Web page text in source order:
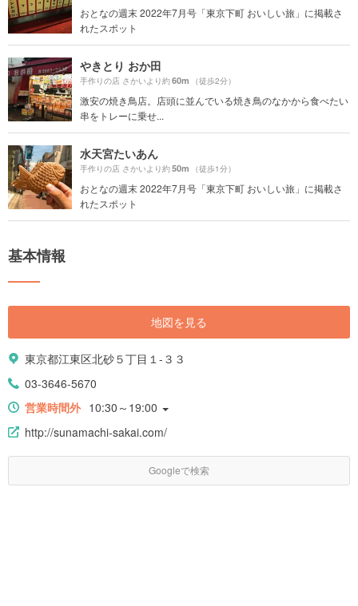
おとなの週末 2022年7月号「東京下町 おいしい旅」に掲載さ
れたスポット
やきとり おか田
手作りの店 さかいより約60m （徒歩2分）
激安の焼き鳥店。店頭に並んでいる焼き鳥のなかから食べたい
串をトレーに乗せ...
水天宮たいあん
手作りの店 さかいより約50m （徒歩1分）
おとなの週末 2022年7月号「東京下町 おいしい旅」に掲載さ
れたスポット
基本情報
地図を見る
東京都江東区北砂５丁目１-３３
03-3646-5670
営業時間外 10:30～19:00
http://sunamachi-sakai.com/
Googleで検索